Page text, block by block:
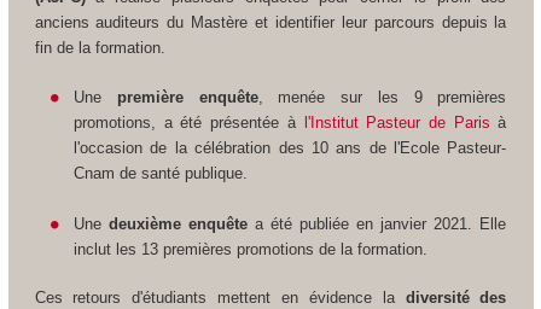
anciens auditeurs du Mastère et identifier leur parcours depuis la
fin de la formation.
Une première enquête, menée sur les 9 premières
promotions, a été présentée à l'Institut Pasteur de Paris à
l'occasion de la célébration des 10 ans de l'Ecole Pasteur-
Cnam de santé publique.
Unedeuxième enquête a été publiée en janvier 2021. Elle
inclut les 13 premières promotions de la formation.
Ces retours d'étudiants mettent en évidence la diversité des